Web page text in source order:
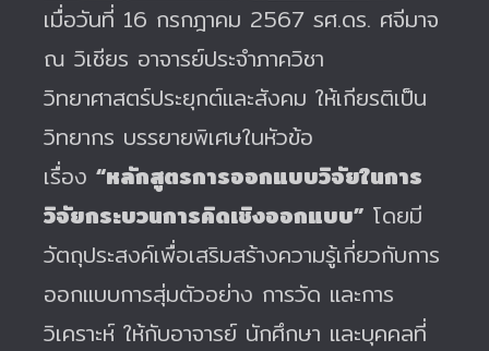
เมื่อวันที่ 16 กรกฎาคม 2567 รศ.ดร. ศจีมาจ
ณ วิเชียร อาจารย์ประจำภาควิชา
วิทยาศาสตร์ประยุกต์และสังคม ให้เกียรติเป็น
วิทยากร บรรยายพิเศษในหัวข้อ
เรื่อง “หลักสูตรการออกแบบวิจัยในการ
วิจัยกระบวนการคิดเชิงออกแบบ”โดยมี
วัตถุประสงค์เพื่อเสริมสร้างความรู้เกี่ยวกับการ
ออกแบบการสุ่มตัวอย่าง การวัด และการ
วิเคราะห์ ให้กับอาจารย์ นักศึกษา และบุคคลที่